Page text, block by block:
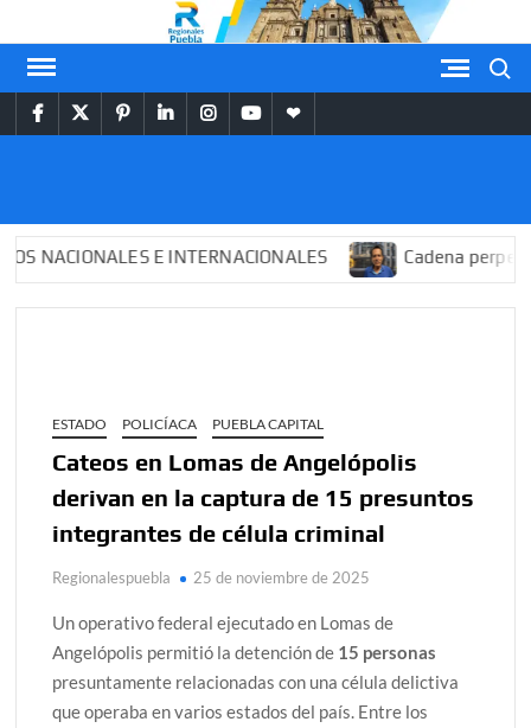
al
contenido
facebooktwitterpinterest
linkedininstagram
youtubethemespiral
PUEBLA
E INTERNACIONALES Cadena perpetua
ESTADO POLICÍACA PUEBLA CAPITAL
Cateos en Lomas de Angelópolis
derivan en la captura de 15 presuntos
integrantes de célula criminal
Regionalespuebla 25 de noviembre de 2025
Un operativo federal ejecutado en Lomas de
Angelópolis permitió la detención de 15 personas
presuntamente relacionadas con una célula delictiva
que operaba en varios estados del país. Entre los